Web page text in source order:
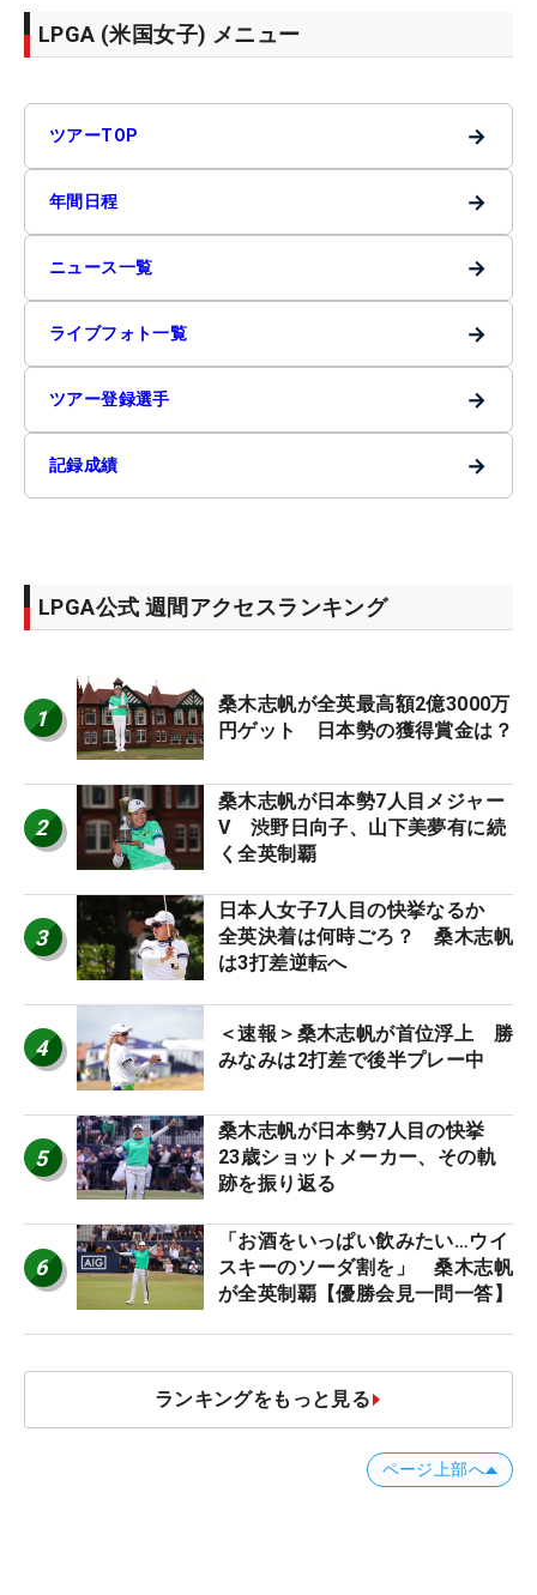
LPGA (米国女子) メニュー
ツアーTOP →
年間日程 →
ニュース一覧 →
ライブフォト一覧 →
ツアー登録選手 →
記録成績 →
LPGA公式 週間アクセスランキング
1
桑木志帆が全英最高額2億3000万
円ゲット 日本勢の獲得賞金は？
2
桑木志帆が日本勢7人目メジャー
V 渋野日向子、山下美夢有に続
く全英制覇
3
日本人女子7人目の快挙なるか
全英決着は何時ごろ？ 桑木志帆
は3打差逆転へ
4
＜速報＞桑木志帆が首位浮上 勝
みなみは2打差で後半プレー中
5
桑木志帆が日本勢7人目の快挙
23歳ショットメーカー、その軌
跡を振り返る
6
「お酒をいっぱい飲みたい…ウイ
スキーのソーダ割を」 桑木志帆
が全英制覇【優勝会見一問一答】
ランキングをもっと見る
ページ上部へ